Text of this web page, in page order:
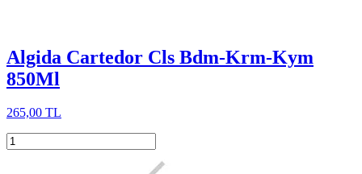
Algida Cartedor Cls Bdm-Krm-Kym
850Ml
265,00 TL